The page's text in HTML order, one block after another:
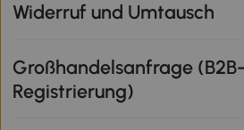
Widerruf und Umtausch
Großhandelsanfrage
Registrierung)